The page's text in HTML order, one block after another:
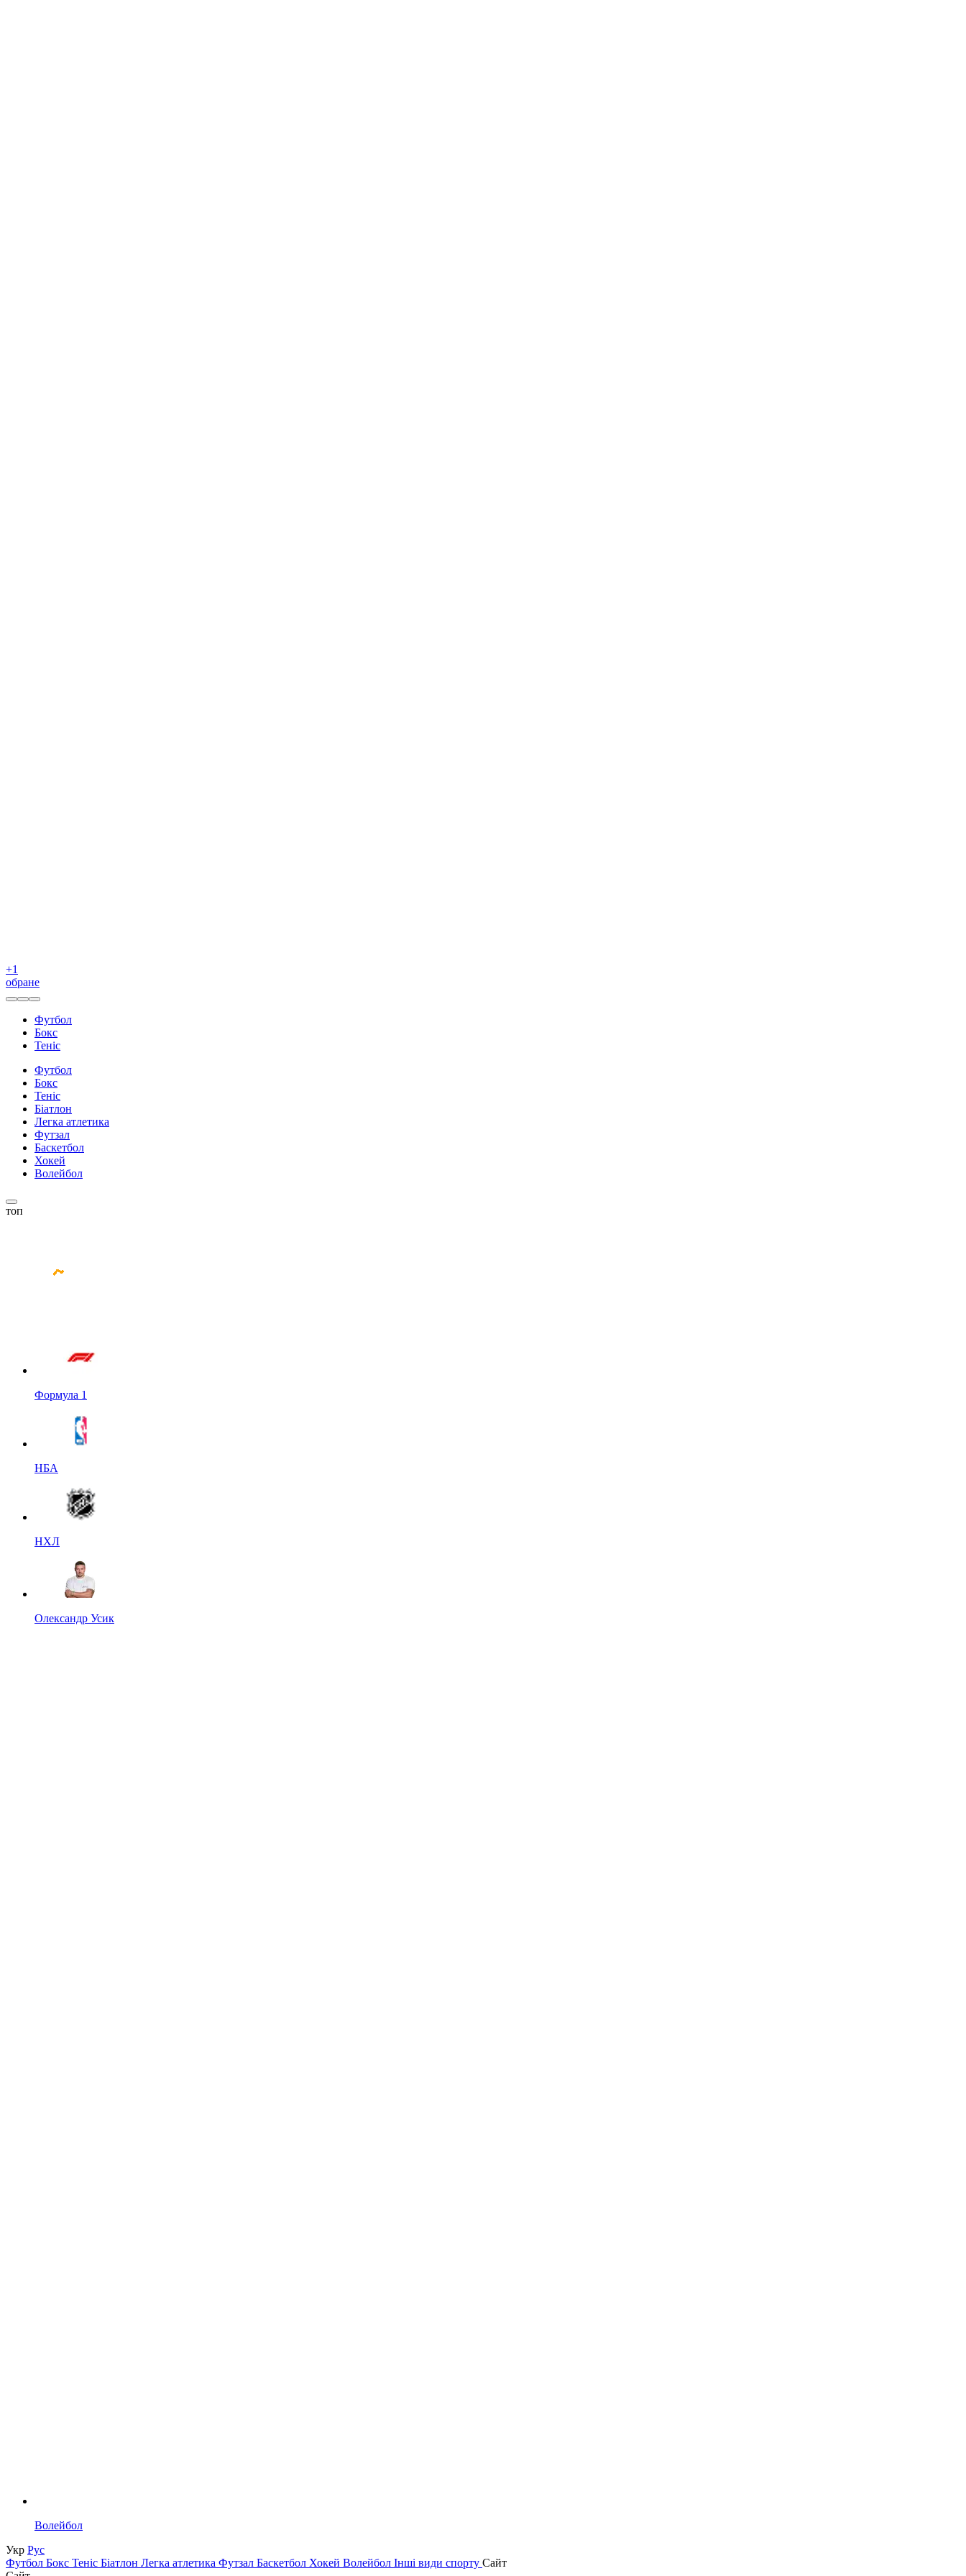
+1
обране
Футбол
Бокс
Теніс
Футбол
Бокс
Теніс
Біатлон
Легка атлетика
Футзал
Баскетбол
Хокей
Волейбол
топ
Формула 1
НБА
НХЛ
Олександр Усик
Волейбол
Укр Рус
Футбол Бокс Теніс Біатлон Легка атлетика Футзал Баскетбол Хокей Волейбол Інші види спорту Сайт